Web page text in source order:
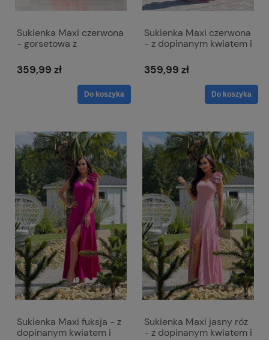
Sukienka Maxi czerwona
- gorsetowa z
Nathalie
359,99 zł
Do koszyka
Sukienka Maxi czerwona
- z dopinanym kwiatem i
359,99 zł
Do koszyka
Sukienka Maxi fuksja - z
dopinanym kwiatem i
Sukienka Maxi jasny róż
- z dopinanym kwiatem i